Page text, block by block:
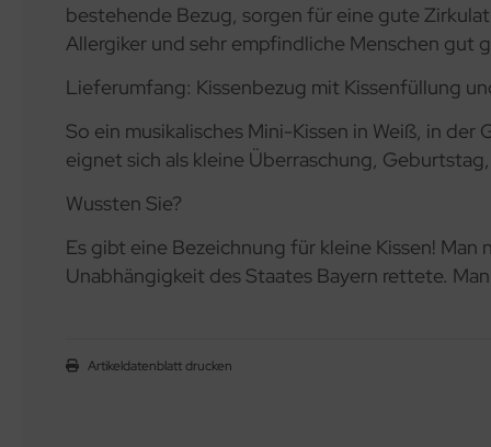
bestehende Bezug, sorgen für eine gute
Allergiker und sehr empfindliche Menschen gut
Lieferumfang: Kissenbezug mit Kissenfüllung
So ein musikalisches Mini-Kissen in Weiß, in
eignet sich als kleine Überraschung,
Wussten Sie?
Es gibt eine Bezeichnung für kleine Kissen!
Unabhängigkeit des Staates Bayern rettete.
Artikeldatenblatt drucken